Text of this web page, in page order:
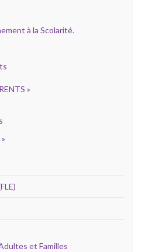
à la Scolarité.
»
et Familles